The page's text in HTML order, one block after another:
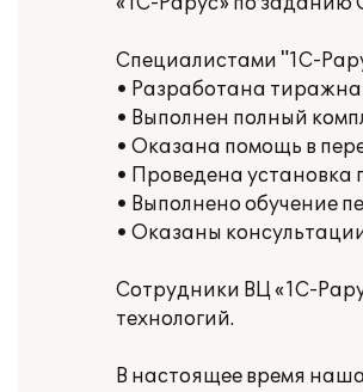
Специалистами "1С-
• Разработана
• Выполнен полный
• Оказана помощь в
• Проведена установка
• Выполнено обучение
• Оказаны
Сотрудники ВЦ «1С-
технологий.
В настоящее время